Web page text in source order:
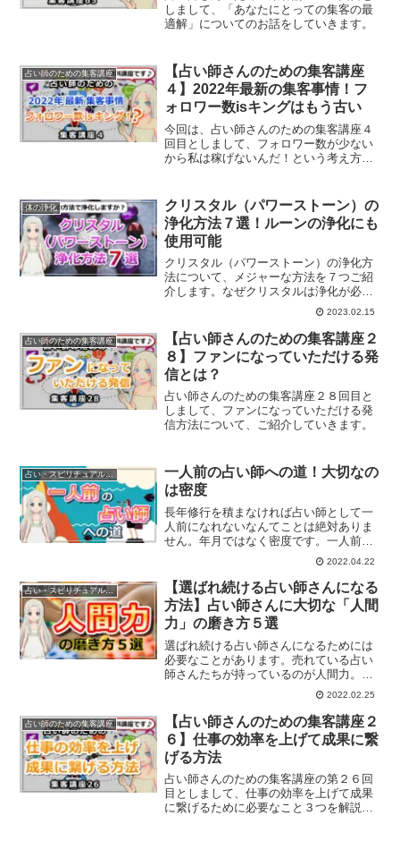
しまして、「あなたにとっての集客の最
適解」についてのお話をしていきます。
占い師のための集客講座
【占い師さんのための集客講座
４】2022年最新の集客事情！フ
ォロワー数isキングはもう古い
今回は、占い師さんのための集客講座４
回目としまして、フォロワー数が少ない
から私は稼げないんだ！という考え方は
体の浄化
クリスタル（パワーストーン）の
浄化方法７選！ルーンの浄化にも
使用可能
クリスタル（パワーストーン）の浄化方
法について、メジャーな方法を７つご紹
介します。なぜクリスタルは浄化が必要
2023.02.15
占い師のための集客講座
【占い師さんのための集客講座２
８】ファンになっていただける発
信とは？
占い師さんのための集客講座２８回目と
しまして、ファンになっていただける発
信方法について、ご紹介していきます。
占い・スピリチュアルビジネス
一人前の占い師への道！大切なの
は密度
長年修行を積まなければ占い師として一
人前になれないなんてことは絶対ありま
せん。年月ではなく密度です。一人前の
2022.04.22
占い・スピリチュアルビジネス
【選ばれ続ける占い師さんになる
方法】占い師さんに大切な「人間
力」の磨き方５選
選ばれ続ける占い師さんになるためには
必要なことがあります。売れている占い
師さんたちが持っているのが人間力。人
間力を磨く方法５選をお届けします。
2022.02.25
占い師のための集客講座
【占い師さんのための集客講座２
６】仕事の効率を上げて成果に繋
げる方法
占い師さんのための集客講座の第２６回
目としまして、仕事の効率を上げて成果
に繋げるために必要なこと３つを解説し